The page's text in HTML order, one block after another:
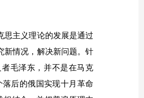
主义理论的发展是通过
新情况，解决新问题。针
毛泽东，并不是在马克
后的俄国实现十月革命